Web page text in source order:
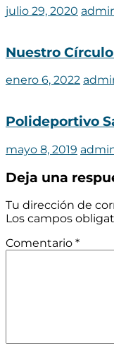
julio 29, 2020
Nuestro
enero 6, 2022
Polideportivo
mayo 8, 2019
Deja una
Tu dirección de
Los campos
Comentario *